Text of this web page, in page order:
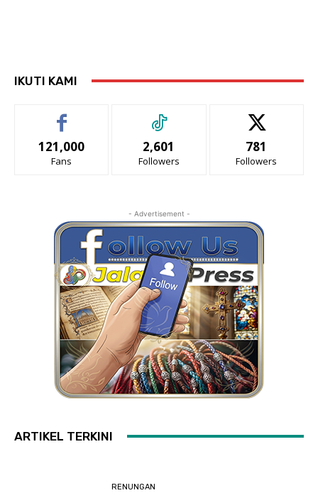
IKUTI KAMI
121,000
Fans
2,601
Followers
781
Followers
- Advertisement -
ARTIKEL TERKINI
RENUNGAN